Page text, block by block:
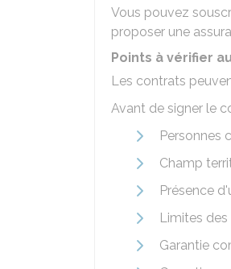
Vous pouvez
proposer une
Points à vérifier
Les contrats
Avant de signer le
Personnes
Champ
Présence
Limites des
Garantie